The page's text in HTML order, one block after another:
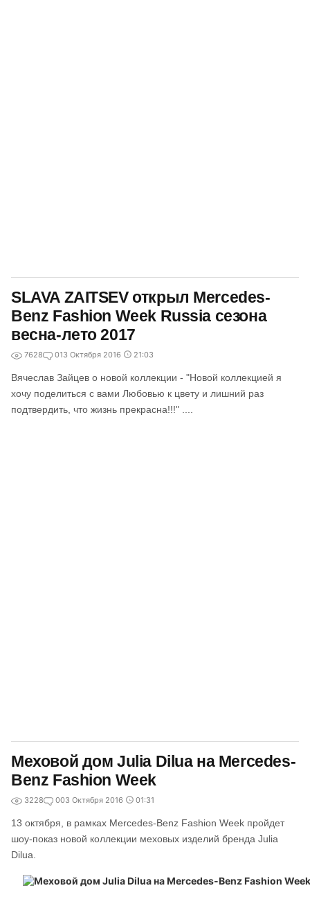
SLAVA ZAITSEV открыл Mercedes-
Benz Fashion Week Russia сезона
весна-лето 2017
7628 013 Октября 2016 21:03
Вячеслав Зайцев о новой коллекции - "Новой коллекцией я
хочу поделиться с вами Любовью к цвету и лишний раз
подтвердить, что жизнь прекрасна!!!" ....
Меховой дом Julia Dilua на Mercedes-
Benz Fashion Week
3228 003 Октября 2016 01:31
13 октября, в рамках Mercedes-Benz Fashion Week пройдет
шоу-показ новой коллекции меховых изделий бренда Julia
Dilua.